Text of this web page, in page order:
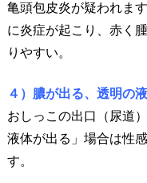
亀頭包皮炎が疑われま
に炎症が起こり、赤く
りやすい。
４）膿が出る、透明の
おしっこの出口（尿道
液体が出る」場合は性
す。